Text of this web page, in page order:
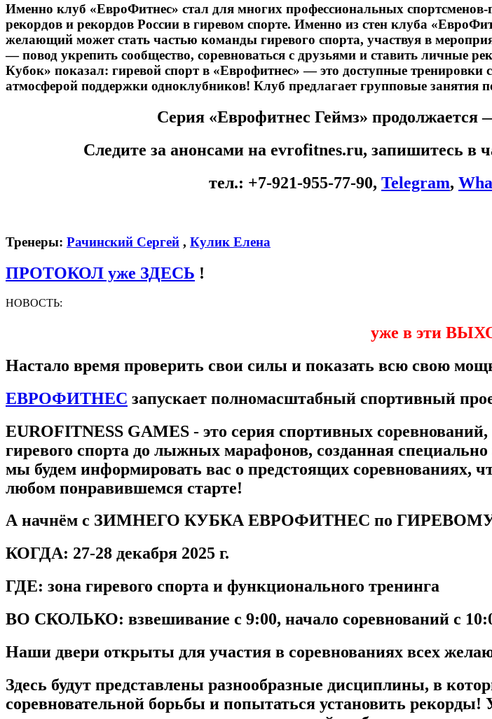
Именно клуб «ЕвроФитнес» стал для многих профессиональных
рекордов и рекордов России в гиревом спорте. Именно из стен клуба
желающий может стать частью команды гиревого спорта, участвуя в
— повод укрепить сообщество, соревноваться с друзьями и ставить личные
Кубок» показал: гиревой спорт в «Еврофитнес» — это доступные
атмосферой поддержки одноклубников! Клуб предлагает групповые
Серия «Еврофитнес Геймз»
Следите за анонсами на evrofitnes.ru, запишитесь в
тел.: +7-921-955-77-90, Telegram,
Тренеры: Рачинский Сергей , Кулик Елена
ПРОТОКОЛ уже ЗДЕСЬ !
НОВОСТЬ:
уже в эти
Настало время проверить свои силы и показать всю свою
ЕВРОФИТНЕС запускает полномасштабный спортивный
EUROFITNESS GAMES - это серия спортивных
гиревого спорта до лыжных марафонов, созданная
мы будем информировать вас о предстоящих соревнованиях,
любом понравившемся старте!
А начнём с ЗИМНЕГО КУБКА ЕВРОФИТНЕС по
КОГДА: 27-28 декабря 2025 г.
ГДЕ: зона гиревого спорта и функционального тренинга
ВО СКОЛЬКО: взвешивание с 9:00, начало соревнований с
Наши двери открыты для участия в соревнованиях всех
Здесь будут представлены разнообразные дисциплины, в
соревновательной борьбы и попытаться установить